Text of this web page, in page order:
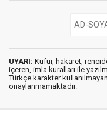
UYARI: Küfür, hakaret,
içeren, imla kuralları ile
Türkçe karakter
onaylanmamaktadır.